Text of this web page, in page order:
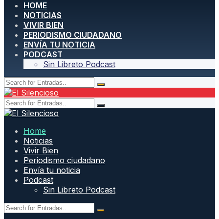
HOME
NOTICIAS
VIVIR BIEN
PERIODISMO CIUDADANO
ENVÍA TU NOTICIA
PODCAST
Sin Libreto Podcast
Home
Noticias
Vivir Bien
Periodismo ciudadano
Envía tu noticia
Podcast
Sin Libreto Podcast